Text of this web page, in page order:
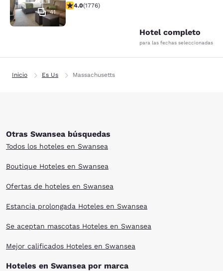
41
calificación de 3.97 estrellas. Bueno. 1776 reseñas
4.0(1776)
Hotel completo
para las fechas seleccionadas
Inicio Es Us Massachusetts
Otras Swansea búsquedas
Todos los hoteles en Swansea
Boutique Hoteles en Swansea
Ofertas de hoteles en Swansea
Estancia prolongada Hoteles en Swansea
Se aceptan mascotas Hoteles en Swansea
Mejor calificados Hoteles en Swansea
Hoteles en Swansea por marca